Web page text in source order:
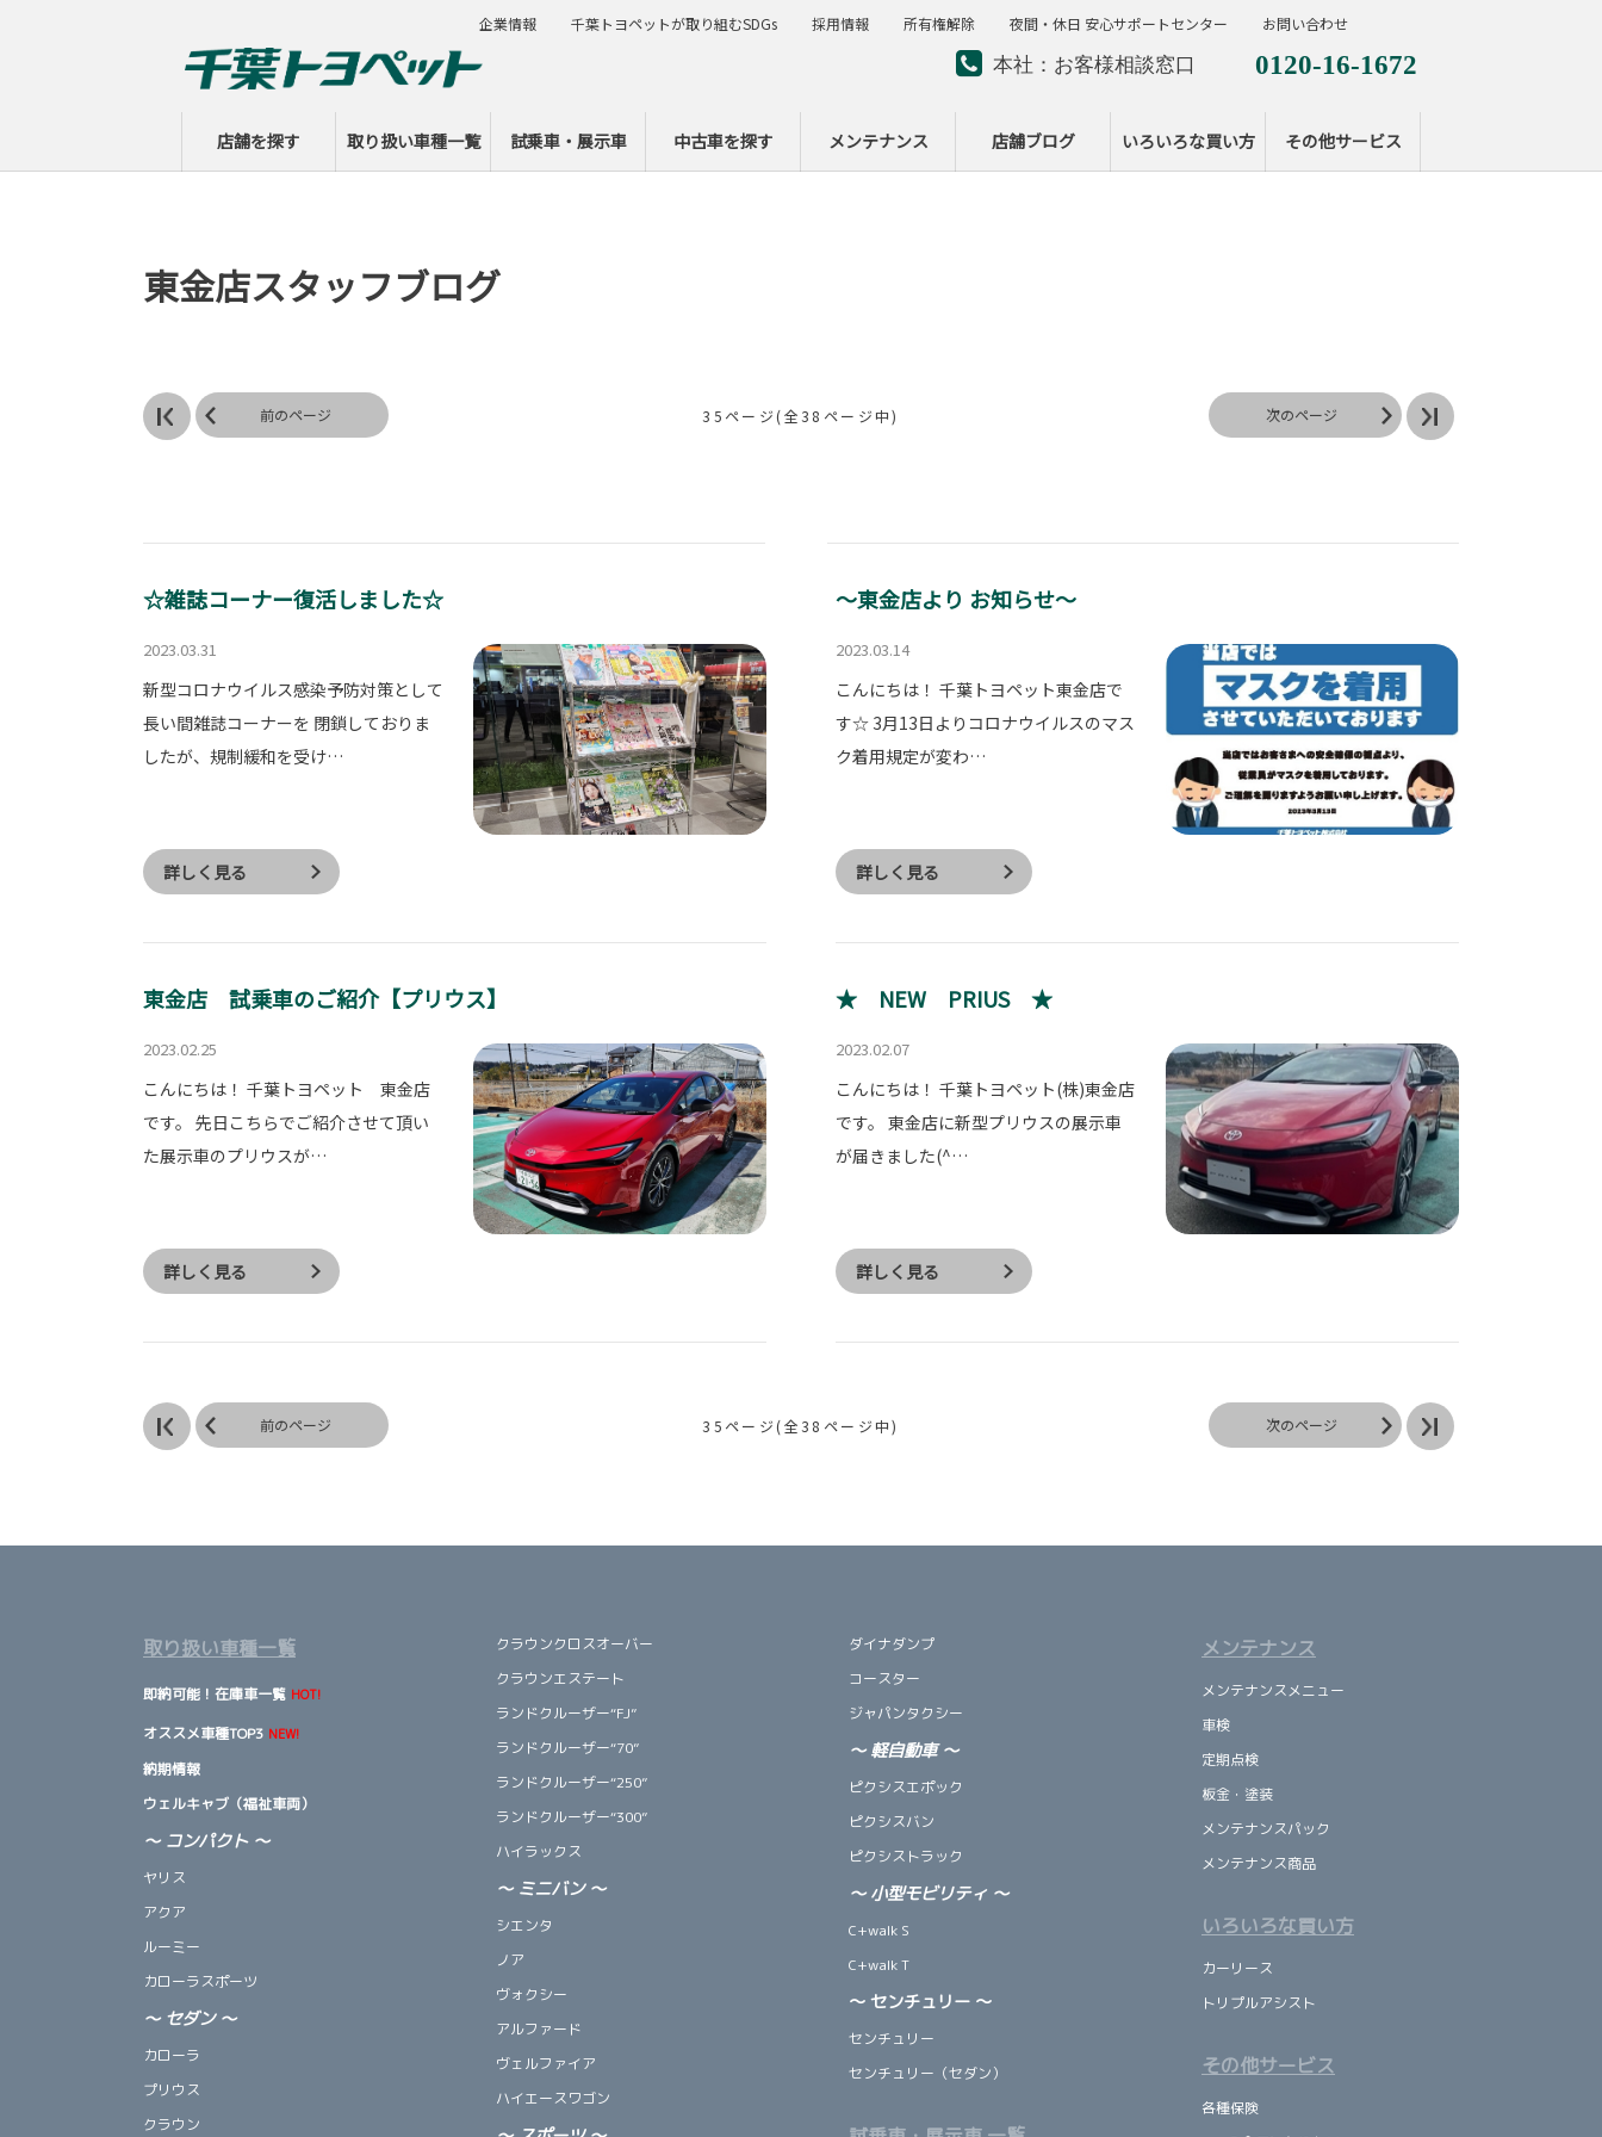
本社：お客様相談窓口 0120-16-1672
ー
店舗を探す 取り扱い車種一覧 試乗車・展示車 中古車を探す メンテナンス 店舗ブログ いろいろな買い方 その他サービス
企業情報 千葉トヨペットが取り組むSDGs 採用情報 所有権解除 夜間・休日 安心サポートセンター お問い合わせ
東金店スタッフブログ
前のページ 35ページ(全38ページ中) 次のページ
☆雑誌コーナー復活しました☆
2023.03.31
新型コロナウイルス感染予防対策として
長い間雑誌コーナーを 閉鎖しておりま
したが、規制緩和を受け…
詳しく見る
～東金店より お知らせ～
2023.03.14
こんにちは！ 千葉トヨペット東金店で
す☆ 3月13日よりコロナウイルスのマス
ク着用規定が変わ…
詳しく見る
東金店 試乗車のご紹介【プリウス】
2023.02.25
こんにちは！ 千葉トヨペット 東金店
です。 先日こちらでご紹介させて頂い
た展示車のプリウスが…
詳しく見る
★ NEW PRIUS ★
2023.02.07
こんにちは！ 千葉トヨペット(株)東金店
です。 東金店に新型プリウスの展示車
が届きました(^…
詳しく見る
前のページ 35ページ(全38ページ中) 次のページ
取り扱い車種一覧
即納可能！在庫車一覧 HOT!
オススメ車種TOP3 NEW!
納期情報
ウェルキャブ（福祉車両）
～ コンパクト ～
ヤリス
アクア
ルーミー
カローラスポーツ
～ セダン ～
カローラ
プリウス
クラウン
クラウンクロスオーバー
クラウンエステート
ランドクルーザー“FJ”
ランドクルーザー“70”
ランドクルーザー“250”
ランドクルーザー“300”
ハイラックス
～ ミニバン ～
シエンタ
ノア
ヴォクシー
アルファード
ヴェルファイア
ハイエースワゴン
ダイナダンプ
コースター
ジャパンタクシー
～ 軽自動車～
ピクシスエポック
ピクシスバン
ピクシストラック
～ 小型モビリティ ～
C+walk S
C+walk T
～ センチュリー ～
センチュリー
センチュリー（セダン）
メンテナンス
メンテナンスメニュー
車検
定期点検
板金・塗装
メンテナンスパック
メンテナンス商品
いろいろな買い方
カーリース
トリプルアシスト
その他サービス
各種保険